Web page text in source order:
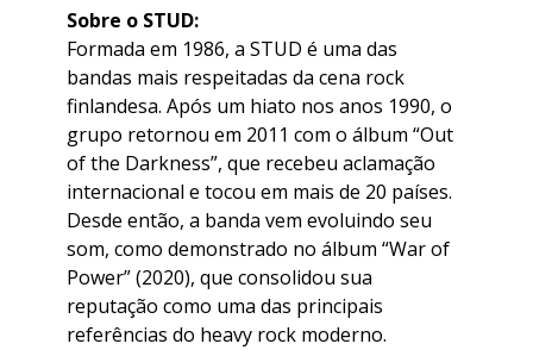
Sobre o STUD:
Formada em 1986, a STUD é uma das
bandas mais respeitadas da cena rock
finlandesa. Após um hiato nos anos 1990, o
grupo retornou em 2011 com o álbum “Out
of the Darkness”, que recebeu aclamação
internacional e tocou em mais de 20 países.
Desde então, a banda vem evoluindo seu
som, como demonstrado no álbum “War of
Power” (2020), que consolidou sua
reputação como uma das principais
referências do heavy rock moderno.